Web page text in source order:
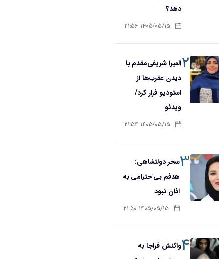
دهد؟
۱۴۰۵/۰۵/۱۵ ۲۱:۵۶
۲المیرا شریفی‌مقدم با
دیدن عقرب‌ها از
استودیو فرار کرد/
ویدئو
۱۴۰۵/۰۵/۱۵ ۲۱:۵۴
۳سحر دولتشاهی:
هدفم بی‌احترامی به
اذان نبود
۱۴۰۵/۰۵/۱۵ ۲۱:۵۰
۴واکنش فراجا به